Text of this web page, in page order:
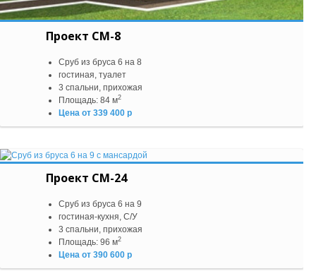
Проект СМ-8
Сруб из бруса 6 на 8
гостиная, туалет
3 спальни, прихожая
Площадь: 84 м2
Цена от 339 400 р
Проект СМ-24
Сруб из бруса 6 на 9
гостиная-кухня, С/У
3 спальни, прихожая
Площадь: 96 м2
Цена от 390 600 р